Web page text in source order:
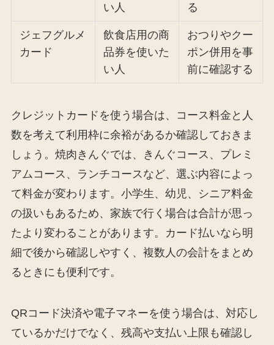
い人
る
ジェフグルメ
カード
飲食店用の商
品券を使いた
い人
おつりやクー
ポン併用を事
前に確認する
クレジットカードを使う場合は、コース料金と人
数を考えて利用枠に余裕があるか確認しておきま
しょう。焼肉きんぐでは、きんぐコース、プレミ
アムコース、ランチコースなど、選ぶ内容によっ
て料金が変わります。小学生、幼児、シニア料金
の扱いもあるため、家族で行く場合は合計が思っ
たより変わることがあります。カード払いなら明
細で後から確認しやすく、複数人の会計をまとめ
るときにも便利です。
QRコード決済や電子マネーを使う場合は、対応し
ているかだけでなく、残高や支払い上限も確認し